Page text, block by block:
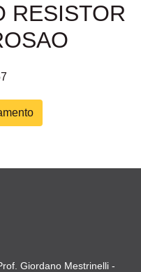
RESISTOR
Giordano Mestrinelli -